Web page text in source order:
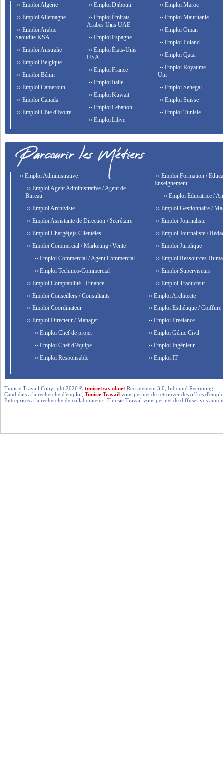
›› Emploi Algérie
›› Emploi Allemagne
›› Emploi Arabie
Saoudite KSA
›› Emploi Australie
›› Emploi Belgique
›› Emploi Bénin
›› Emploi Cameroun
›› Emploi Canada
›› Emploi Côte d'Ivoire
›› Emploi Djibouti
›› Emploi Émirats
Arabes Unis UAE
›› Emploi Espagne
›› Emploi États-Unis
USA
›› Emploi France
›› Emploi Italie
›› Emploi Kuwait
›› Emploi Lebanon
›› Emploi Libye
›› Emploi Maroc
›› Emploi Mauritanie
›› Emploi Oman
›› Emploi Poland
›› Emploi Qatar
›› Emploi Royaume-
Uni
›› Emploi Senegal
›› Emploi Suisse
›› Emploi Tunisie
›› Emploi Administrative
›› Emploi Agent Administrative / Agent de
Bureau
›› Emploi Archiviste
›› Emploi Assistante de Direction / Secrétaire
›› Emploi Chargé(e)s Clientèles
›› Emploi Commercial / Marketing / Vente
›› Emploi Commercial / Agent Commercial
›› Emploi Technico-Commercial
›› Emploi Comptabilité - Finance
›› Emploi Conseillers / Consultants
›› Emploi Coordinateur
›› Emploi Directeur / Manager
›› Emploi Chef de projet
›› Emploi Chef d’équipe
›› Emploi Responsable
›› Emploi Formation /
Enseignement
›› Emploi Éducatrice /
›› Emploi Gestionnaire /
›› Emploi Journaliste
›› Emploi Journaliste /
›› Emploi Juridique
›› Emploi Ressources
›› Emploi Superviseurs
›› Emploi Traducteur
›› Emploi Architecte
›› Emploi Esthétique / Coiffure
›› Emploi Freelance
›› Emploi Génie Civil
›› Emploi Ingénieur
›› Emploi IT
Tunisie Travail Copyright 2026 ©tunisietravail.net Recrutement 3.0, Inbound Recruiting .-
Candidats a la recherche d'emploi,Tunisie Travail vous permet de retrouver des offres
Entreprises a la recherche de collaborateurs, Tunisie Travail vous permet de diffuser vos